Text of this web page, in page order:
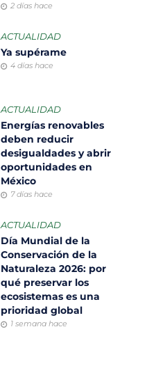
2 días hace
ACTUALIDAD
Ya supérame
4 días hace
ACTUALIDAD
Energías renovables
deben reducir
desigualdades y abrir
oportunidades en
México
7 días hace
ACTUALIDAD
Día Mundial de la
Conservación de la
Naturaleza 2026: por
qué preservar los
ecosistemas es una
prioridad global
1 semana hace